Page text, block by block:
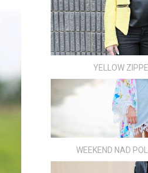
YELLOW
WEEKEND NAD